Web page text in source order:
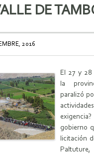
DE
2016
El 27 y
la
paralizó
gobierno
licitación